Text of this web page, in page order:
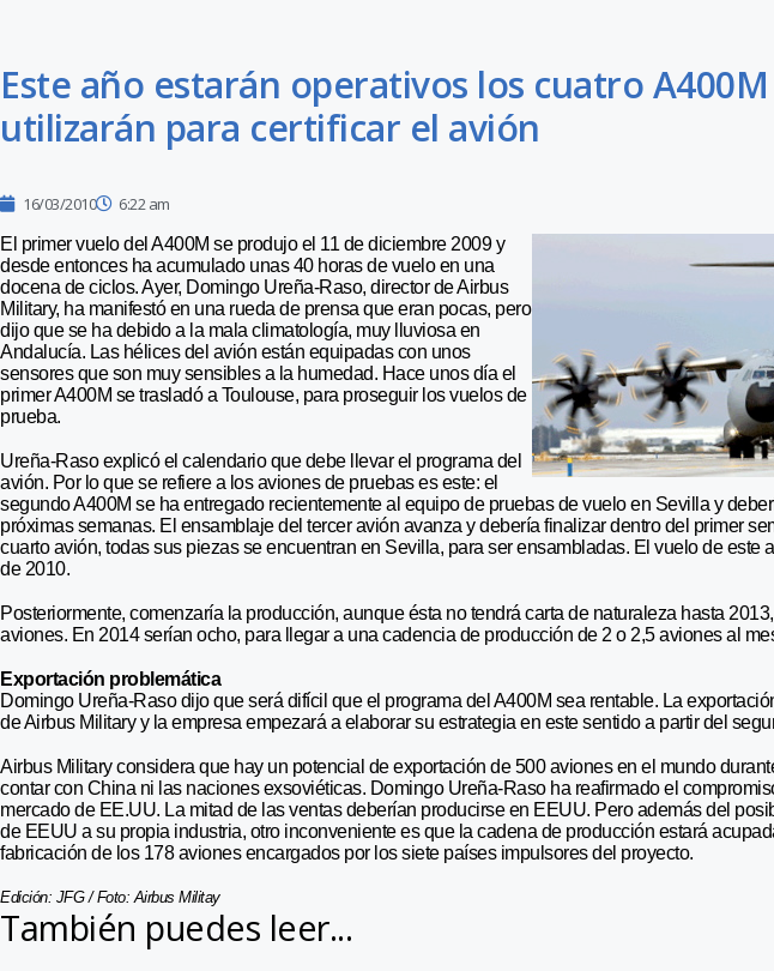
Este año estarán operativos los cuatro
utilizarán para certificar el avión
16/03/2010 6:22 am
El primer vuelo del A400M se produjo el 11 de diciembre 2009 y
desde entonces ha acumulado unas 40 horas de vuelo en una
docena de ciclos. Ayer, Domingo Ureña-Raso, director de Airbus
Military, ha manifestó en una rueda de prensa que eran pocas, pero
dijo que se ha debido a la mala climatología, muy lluviosa en
Andalucía. Las hélices del avión están equipadas con unos
sensores que son muy sensibles a la humedad. Hace unos día el
primer A400M se trasladó a Toulouse, para proseguir los vuelos de
prueba.
Ureña-Raso explicó el calendario que debe llevar el programa del
avión. Por lo que se refiere a los aviones de pruebas es este: el
segundo A400M se ha entregado recientemente al equipo de pruebas de vuelo en Sevilla y
próximas semanas. El ensamblaje del tercer avión avanza y debería finalizar dentro del primer
cuarto avión, todas sus piezas se encuentran en Sevilla, para ser ensambladas. El vuelo de este
de 2010.
Posteriormente, comenzaría la producción, aunque ésta no tendrá carta de naturaleza hasta
aviones. En 2014 serían ocho, para llegar a una cadencia de producción de 2 o 2,5 aviones al
Exportación problemática
Domingo Ureña-Raso dijo que será difícil que el programa del A400M sea rentable. La
de Airbus Military y la empresa empezará a elaborar su estrategia en este sentido a partir del
Airbus Military considera que hay un potencial de exportación de 500 aviones en el mundo
contar con China ni las naciones exsoviéticas. Domingo Ureña-Raso ha reafirmado el
mercado de EE.UU. La mitad de las ventas deberían producirse en EEUU. Pero además del
de EEUU a su propia industria, otro inconveniente es que la cadena de producción estará
fabricación de los 178 aviones encargados por los siete países impulsores del proyecto.
Edición: JFG / Foto: Airbus Militay
También puedes leer...